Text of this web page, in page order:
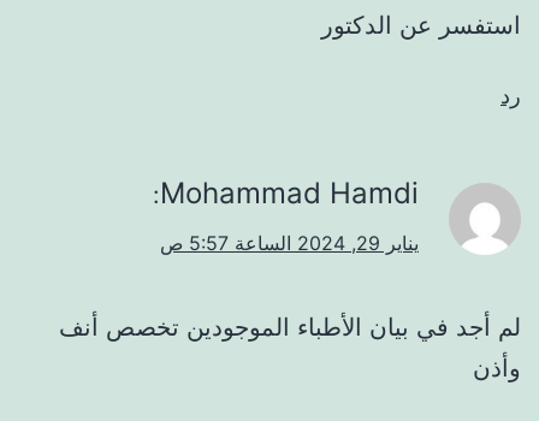
استفسر عن الدكتور
رد
Mohammad Hamdi
:
يناير 29, 2024 الساعة 5:57 ص
لم أجد في بيان الأطباء الموجودين تخصص أنف
وأذن